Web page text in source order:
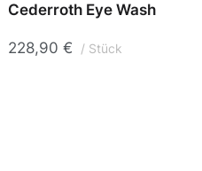
Cederroth Eye Wash
228,90 € Stück